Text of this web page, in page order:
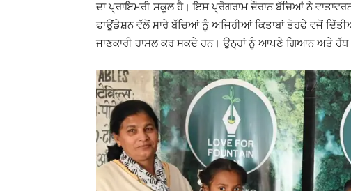
ਦਾ ਪ੍ਰਾਇਮਰੀ ਸਕੂਲ ਹੈ। ਇਸ ਪ੍ਰੋਗਰਾਮ ਦੌਰਾਨ ਬੱਚਿਆਂ ਨੇ
ਫਾਊਂਡੇਸ਼ਨ ਵੱਲੋਂ ਸਾਰੇ ਬੱਚਿਆਂ ਨੂੰ ਅਜਿਹੀਆਂ ਕਿਤਾਬਾਂ ਤੋਹਫੇ ਵਜੋਂ
ਜਾਣਕਾਰੀ ਹਾਸਲ ਕਰ ਸਕਦੇ ਹਨ। ਉਨ੍ਹਾਂ ਨੂੰ ਆਪਣੇ ਗਿਆਨ ਅਤੇ ਹੱਥ